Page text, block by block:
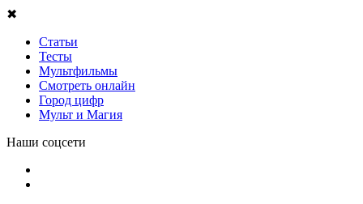
✖
Статьи
Тесты
Мультфильмы
Смотреть онлайн
Город цифр
Мульт и Магия
Наши соцсети